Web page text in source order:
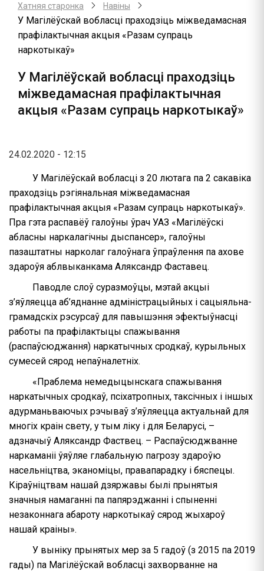
Хатняя старонка Навiны
У Магілёўскай вобласці праходзіць міжведамасная
прафілактычная акцыя «Разам супраць
наркотыкаў»
У Магілёўскай вобласці праходзіць
міжведамасная прафілактычная
акцыя «Разам супраць наркотыкаў»
24.02.2020 - 12:15
У Магілёўскай вобласці з 20 лютага па 2 сакавіка
праходзіць рэгіянальная міжведамасная
прафілактычная акцыя «Разам супраць наркотыкаў».
Пра гэта распавёў галоўны ўрач УАЗ «Магілёўскі
абласны наркалагічны дыспансер», галоўны
пазаштатны нарколаг галоўнага ўпраўлення па ахове
здароўя аблвыканкама Аляксандр Фаставец.
Паводле слоў суразмоўцы, мэтай акцыі
з’яўляецца аб’яднанне адміністрацыйных і сацыяльна-
грамадскіх рэсурсаў для павышэння эфектыўнасці
работы па прафілактыцы спажывання
(распаўсюджання) наркатычных сродкаў, курыльных
сумесей сярод непаўналетніх.
«Праблема немедыцынскага спажывання
наркатычных сродкаў, псіхатропных, таксічных і іншых
адурманьваючых рэчываў з’яўляецца актуальнай для
многіх краін свету, у тым ліку і для Беларусі, –
адзначыў Аляксандр Фаствец. – Распаўсюджванне
наркаманіі ўяўляе глабальную пагрозу здароўю
насельніцтва, эканоміцы, правапарадку і бяспецы.
Кіраўніцтвам нашай дзяржавы былі прынятыя
значныя намаганні па папярэджанні і спыненні
незаконнага абароту наркотыкаў сярод жыхароў
нашай краіны».
У выніку прынятых мер за 5 гадоў (з 2015 па 2019
гады) па Магілёўскай вобласці захворванне на